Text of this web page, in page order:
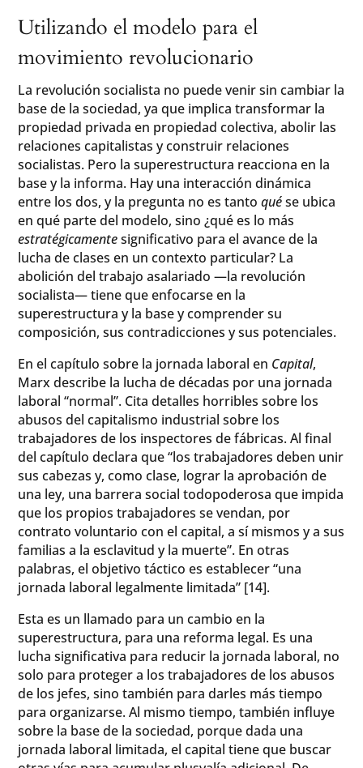
Utilizando el modelo para el
movimiento revolucionario
La revolución socialista no puede venir sin cambiar la
base de la sociedad, ya que implica transformar la
propiedad privada en propiedad colectiva, abolir las
relaciones capitalistas y construir relaciones
socialistas. Pero la superestructura reacciona en la
base y la informa. Hay una interacción dinámica
entre los dos, y la pregunta no es tantoquése ubica
en qué parte del modelo, sino ¿qué es lo más
estratégicamentesignificativo para el avance de la
lucha de clases en un contexto particular? La
abolición del trabajo asalariado —la revolución
socialista— tiene que enfocarse en la
superestructura y la base y comprender su
composición, sus contradicciones y sus potenciales.
En el capítulo sobre la jornada laboral en Capital,
Marx describe la lucha de décadas por una jornada
laboral “normal”. Cita detalles horribles sobre los
abusos del capitalismo industrial sobre los
trabajadores de los inspectores de fábricas. Al final
del capítulo declara que “los trabajadores deben unir
sus cabezas y, como clase, lograr la aprobación de
una ley, una barrera social todopoderosa que impida
que los propios trabajadores se vendan, por
contrato voluntario con el capital, a sí mismos y a sus
familias a la esclavitud y la muerte”. En otras
palabras, el objetivo táctico es establecer “una
jornada laboral legalmente limitada” [14].
Esta es un llamado para un cambio en la
superestructura, para una reforma legal. Es una
lucha significativa para reducir la jornada laboral, no
solo para proteger a los trabajadores de los abusos
de los jefes, sino también para darles más tiempo
para organizarse. Al mismo tiempo, también influye
sobre la base de la sociedad, porque dada una
jornada laboral limitada, el capital tiene que buscar